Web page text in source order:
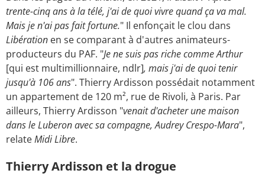
trente-cinq ans à la télé, j'ai de quoi vivre quand ça va mal.
Mais je n'ai pas fait fortune." Il enfonçait le clou dans
Libération en se comparant à d'autres animateurs-
producteurs du PAF. "Je ne suis pas riche comme Arthur
[qui est multimillionnaire, ndlr], mais j'ai de quoi tenir
jusqu'à 106 ans". Thierry Ardisson possédait notamment
un appartement de 120 m², rue de Rivoli, à Paris. Par
ailleurs, Thierry Ardisson "venait d'acheter une maison
dans le Luberon avec sa compagne, Audrey Crespo-Mara",
relateMidi Libre.
Thierry Ardisson et la drogue